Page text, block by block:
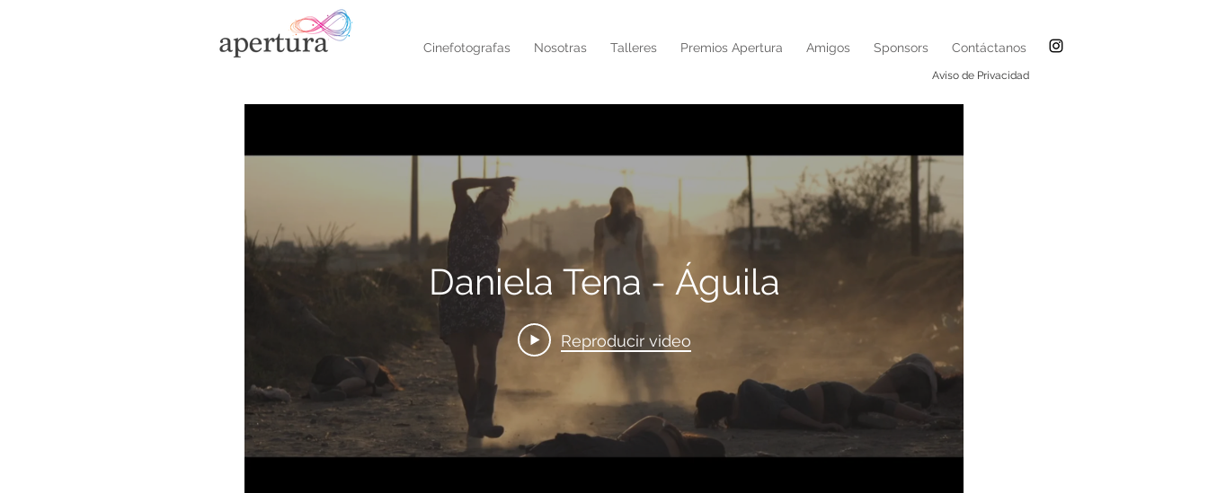
Cinefotografas Nosotras Talleres Premios Apertura Amigos Sponsors Contáctanos
Aviso de Privacidad
Daniela Tena - Águila
Reproducir video